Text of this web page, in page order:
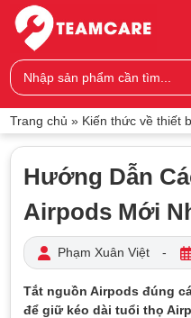
Trang chủ » Kiến thức về thiết
Hướng Dẫn
Airpods Mới
Phạm Xuân Việt -
Tắt nguồn Airpods đúng
để giữ kéo dài tuổi thọ